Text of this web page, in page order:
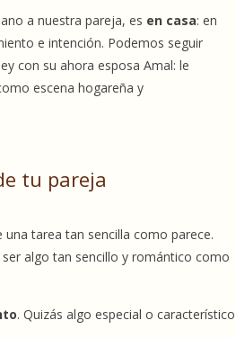
a nuestra pareja, es en casa: en
e intención. Podemos seguir
con su ahora esposa Amal: le
escena hogareña y
tu pareja
tarea tan sencilla como parece.
algo tan sencillo y romántico como
. Quizás algo especial o característico